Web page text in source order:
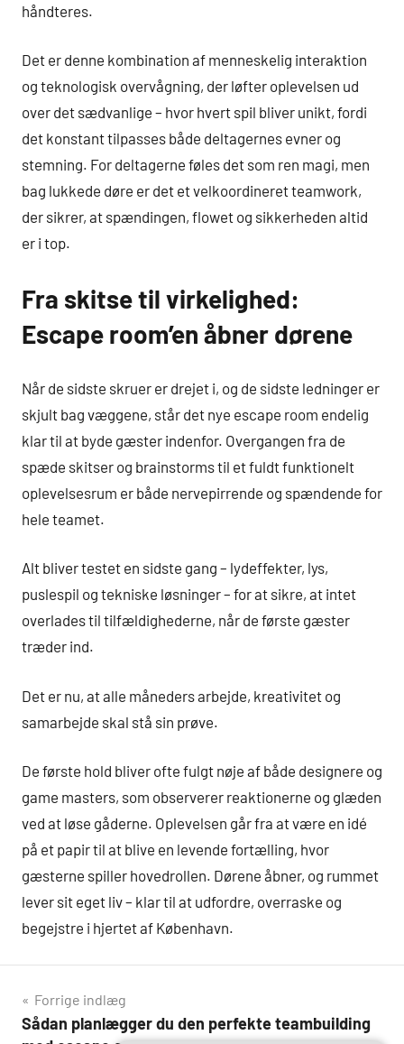
håndteres.
Det er denne kombination af menneskelig interaktion
og teknologisk overvågning, der løfter oplevelsen ud
over det sædvanlige – hvor hvert spil bliver unikt, fordi
det konstant tilpasses både deltagernes evner og
stemning. For deltagerne føles det som ren magi, men
bag lukkede døre er det et velkoordineret teamwork,
der sikrer, at spændingen, flowet og sikkerheden altid
er i top.
Fra skitse til virkelighed:
Escape room’en åbner dørene
Når de sidste skruer er drejet i, og de sidste ledninger er
skjult bag væggene, står det nye escape room endelig
klar til at byde gæster indenfor. Overgangen fra de
spæde skitser og brainstorms til et fuldt funktionelt
oplevelsesrum er både nervepirrende og spændende for
hele teamet.
Alt bliver testet en sidste gang – lydeffekter, lys,
puslespil og tekniske løsninger – for at sikre, at intet
overlades til tilfældighederne, når de første gæster
træder ind.
Det er nu, at alle måneders arbejde, kreativitet og
samarbejde skal stå sin prøve.
De første hold bliver ofte fulgt nøje af både designere og
game masters, som observerer reaktionerne og glæden
ved at løse gåderne. Oplevelsen går fra at være en idé
på et papir til at blive en levende fortælling, hvor
gæsterne spiller hovedrollen. Dørene åbner, og rummet
lever sit eget liv – klar til at udfordre, overraske og
begejstre i hjertet af København.
Indlægsnavigation
Forrige indlæg
Sådan planlægger du den perfekte teambuilding